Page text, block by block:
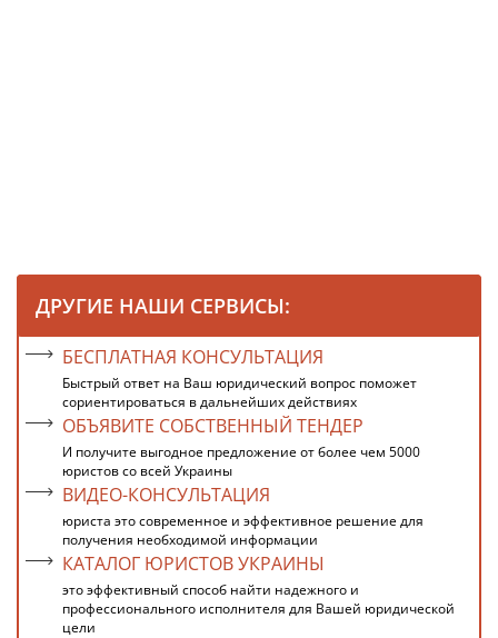
ДРУГИЕ НАШИ СЕРВИСЫ:
БЕСПЛАТНАЯ КОНСУЛЬТАЦИЯ
Быстрый ответ на Ваш юридический вопрос поможет
сориентироваться в дальнейших действиях
ОБЪЯВИТЕ СОБСТВЕННЫЙ ТЕНДЕР
И получите выгодное предложение от более чем 5000
юристов со всей Украины
ВИДЕО-КОНСУЛЬТАЦИЯ
юриста это современное и эффективное решение для
получения необходимой информации
КАТАЛОГ ЮРИСТОВ УКРАИНЫ
это эффективный способ найти надежного и
профессионального исполнителя для Вашей юридической
цели